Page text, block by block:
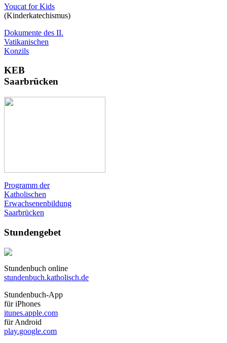
Youcat for Kids
(Kinderkatechismus)
Dokumente des II.
Vatikanischen
Konzils
KEB
Saarbrücken
Programm der
Katholischen
Erwachsenenbildung
Saarbrücken
Stundengebet
Stundenbuch online
stundenbuch.katholisch.de
Stundenbuch-App
für iPhones
itunes.apple.com
für Android
play.google.com